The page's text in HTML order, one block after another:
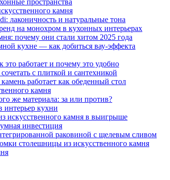
пространства
камня
лаконичность и натуральные тона
на монохром в кухонных интерьерах
почему они стали хитом 2025 года
кухне — как добиться вау-эффекта
работает и почему это удобно
с плиткой и сантехникой
работает как обеденный стол
камня
же материала: за или против?
кухни
искусственного камня в выигрыше
инвестиция
раковиной с щелевым сливом
столешницы из искусственного камня